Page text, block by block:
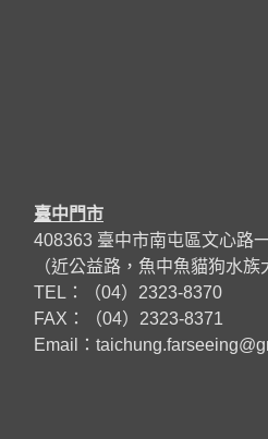
臺中門市
408363 臺中市南屯區文心路
（近公益路，魚中魚貓狗水族
TEL：（04）2323-8370
FAX：（04）2323-8371
Email：